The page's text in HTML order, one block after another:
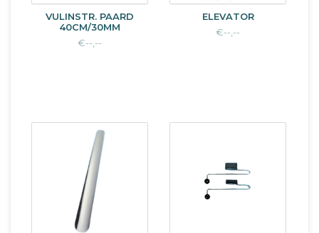
VULINSTR. PAARD
40CM/30MM
€--,--
ELEVATOR
€--,--